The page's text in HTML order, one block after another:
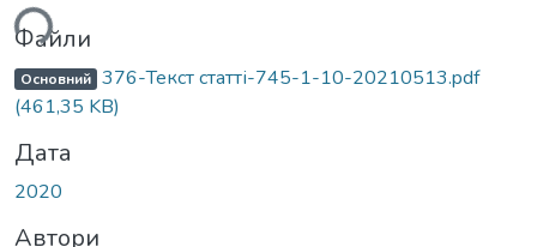
Файли
Основний 376-Текст статті-745-1-10-20210513.pdf
(461,35 KB)
Дата
2020
Автори